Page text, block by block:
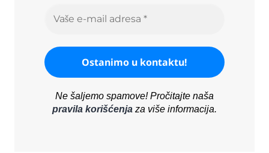
Ne šaljemo spamove! Pročitajte naša
pravila korišćenjaza više informacija.